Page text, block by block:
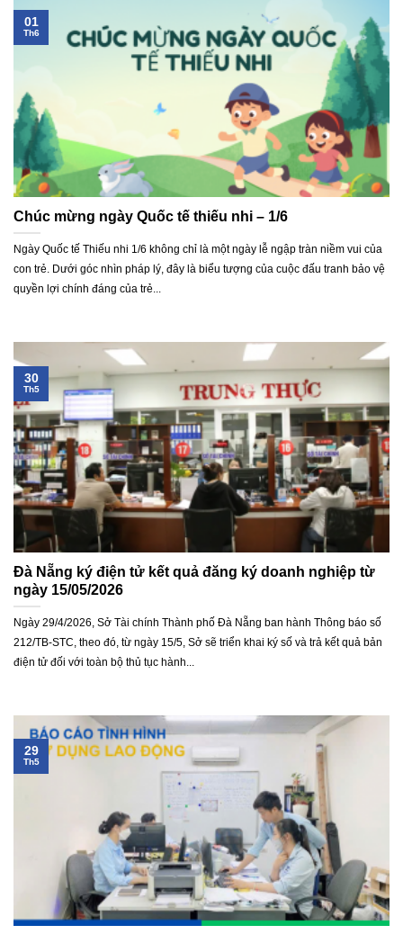
Chúc mừng ngày Quốc tế thiếu nhi – 1/6
Ngày Quốc tế Thiếu nhi 1/6 không chỉ là một ngày lễ ngập tràn niềm vui của
con trẻ. Dưới góc nhìn pháp lý, đây là biểu tượng của cuộc đấu tranh bảo vệ
quyền lợi chính đáng của trẻ...
01
Th6
Đà Nẵng ký điện tử kết quả đăng ký doanh nghiệp từ
ngày 15/05/2026
Ngày 29/4/2026, Sở Tài chính Thành phố Đà Nẵng ban hành Thông báo số
212/TB-STC, theo đó, từ ngày 15/5, Sở sẽ triển khai ký số và trả kết quả bản
điện tử đối với toàn bộ thủ tục hành...
30
Th5
29
Th5